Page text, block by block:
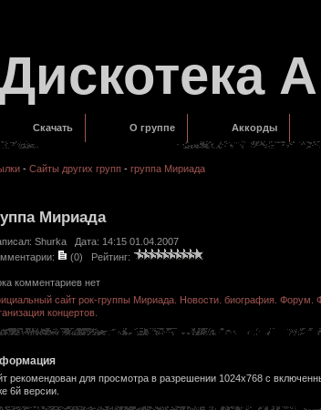
Скачать О группе Аккорды
- Сайты других групп- группа Мириада
Мириада
ShurkaДата: 14:15 01.04.2007
(0) Рейтинг:
комментариев нет
сайт рок-группы Мириада. Новости. биография. Форум.
концертов.
рекомендован для просмотра в разрешении 1024х768 с
6й версии.